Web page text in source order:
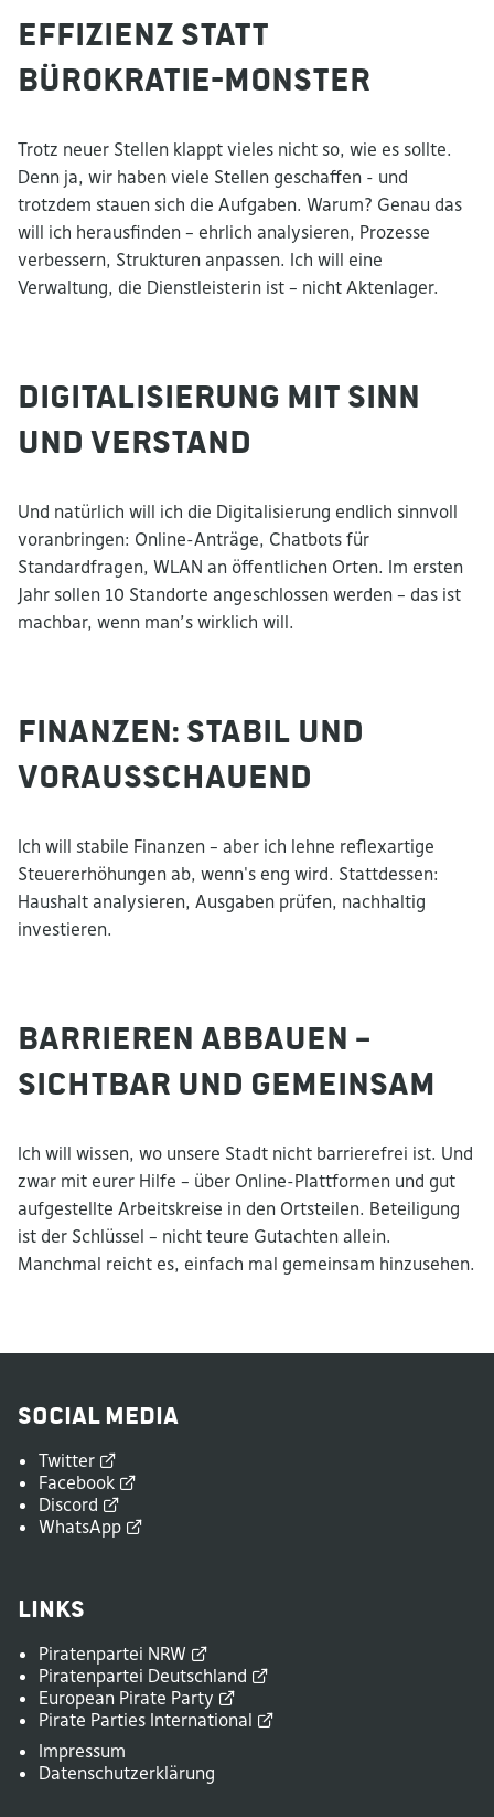
Effizienz statt
Bürokratie-Monster
Trotz neuer Stellen klappt vieles nicht so, wie es sollte.
Denn ja, wir haben viele Stellen geschaffen - und
trotzdem stauen sich die Aufgaben. Warum? Genau das
will ich herausfinden – ehrlich analysieren, Prozesse
verbessern, Strukturen anpassen. Ich will eine
Verwaltung, die Dienstleisterin ist – nicht Aktenlager.
Digitalisierung mit Sinn
und Verstand
Und natürlich will ich die Digitalisierung endlich sinnvoll
voranbringen: Online-Anträge, Chatbots für
Standardfragen, WLAN an öffentlichen Orten. Im ersten
Jahr sollen 10 Standorte angeschlossen werden – das ist
machbar, wenn man’s wirklich will.
Finanzen: stabil und
vorausschauend
Ich will stabile Finanzen – aber ich lehne reflexartige
Steuererhöhungen ab, wenn's eng wird. Stattdessen:
Haushalt analysieren, Ausgaben prüfen, nachhaltig
investieren.
Barrieren abbauen –
sichtbar und gemeinsam
Ich will wissen, wo unsere Stadt nicht barrierefrei ist. Und
zwar mit eurer Hilfe – über Online-Plattformen und gut
aufgestellte Arbeitskreise in den Ortsteilen. Beteiligung
ist der Schlüssel – nicht teure Gutachten allein.
Manchmal reicht es, einfach mal gemeinsam hinzusehen.
Social Media
Twitter
Facebook
Discord
WhatsApp
Links
Piratenpartei NRW
Piratenpartei Deutschland
European Pirate Party
Pirate Parties International
Impressum
Datenschutzerklärung